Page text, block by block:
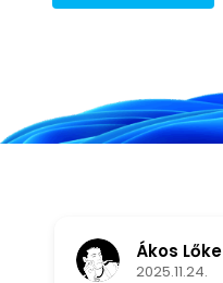
Ákos Lőke
2025.11.24.